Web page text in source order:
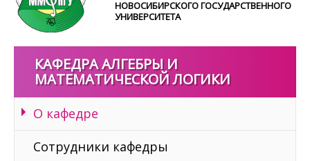
НОВОСИБИРСКОГО ГОСУДАРСТВЕННОГО
УНИВЕРСИТЕТА
КАФЕДРА АЛГЕБРЫ И
МАТЕМАТИЧЕСКОЙ ЛОГИКИ
О кафедре
Сотрудники кафедры